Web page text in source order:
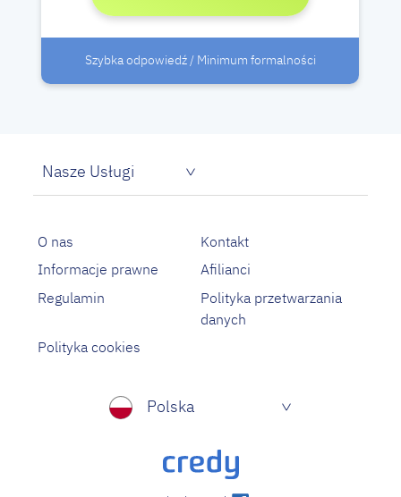
Szybka odpowiedź / Minimum formalności
Nasze Usługi
O nas
Kontakt
Informacje prawne
Afilianci
Regulamin
Polityka przetwarzania
danych
Polityka cookies
Polska